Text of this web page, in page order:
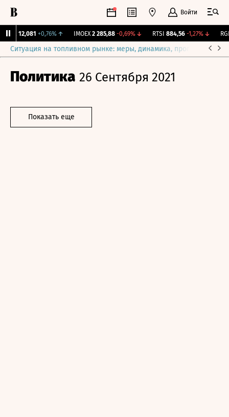
Войти
12,081 +0,76%↑ IMOEX 2 285,88 -0,69%↓ RTSI 884,56 -1,27%↓ RGBI
Ситуация на топливном рынке: меры, динамика, прогнозы
Политика 26 Сентября 2021
Показать еще